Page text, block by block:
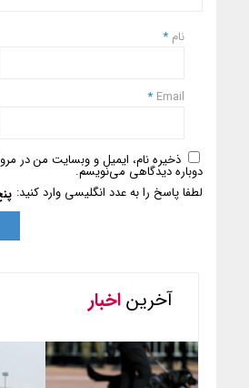
نام *
Email
*
ذخیره نام، ایمیل و وبسایت من در
دوباره دیدگاهی می‌نویسم.
لطفا پاسخ را به عدد انگلیسی وارد کنید:
آخریناخبار